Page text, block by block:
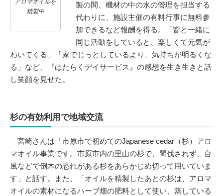
アロマオイルを
精製中
製の間、機材の中の水の管理を担当する
代わりに、施設主催の有料行事に無料参
加できるなど報酬を得る。「皆と一緒に
同じ活動をしていると、楽しくて元気が
わいてくる」「家でじっとしているより、気持ちが明るくな
る」など、『はたらくデイサービス』の感想を生き生きと話
し笑顔を見せた。
杉の有効利用で地域交流
宮崎さんは「市原市で初めてのJapanese cedar（杉）アロ
マオイル事業です。市原市内の里山の杉で、間伐されず、台
風などで倒木の恐れがある杉をあらかじめ切って用いていま
す」と話す。また、「オイルを精製したあとの杉は、アロマ
オイルの素材になるハーブ畑の肥料として使い、蒸している